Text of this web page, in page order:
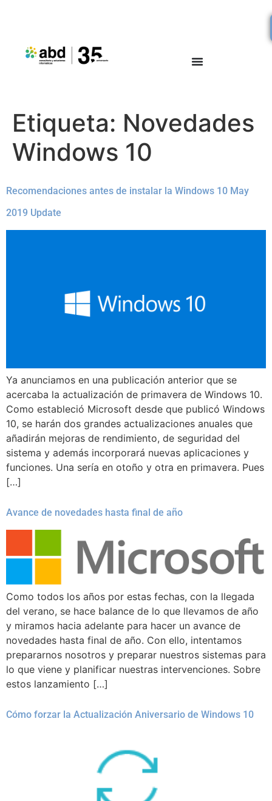
Etiqueta: Novedades
Windows 10
Recomendaciones antes de instalar la Windows 10 May
2019 Update
Ya anunciamos en una publicación anterior que se
acercaba la actualización de primavera de Windows 10.
Como estableció Microsoft desde que publicó Windows
10, se harán dos grandes actualizaciones anuales que
añadirán mejoras de rendimiento, de seguridad del
sistema y además incorporará nuevas aplicaciones y
funciones. Una sería en otoño y otra en primavera. Pues
[…]
Avance de novedades hasta final de año
Como todos los años por estas fechas, con la llegada
del verano, se hace balance de lo que llevamos de año
y miramos hacia adelante para hacer un avance de
novedades hasta final de año. Con ello, intentamos
prepararnos nosotros y preparar nuestros sistemas para
lo que viene y planificar nuestras intervenciones. Sobre
estos lanzamiento […]
Cómo forzar la Actualización Aniversario de Windows 10